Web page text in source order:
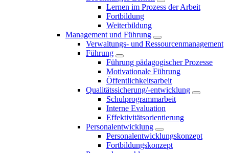
Lernen im Prozess der Arbeit
Fortbildung
Weiterbildung
Management und Führung
Verwaltungs- und Ressourcenmanagement
Führung
Führung pädagogischer Prozesse
Motivationale Führung
Öffentlichkeitsarbeit
Qualitätssicherung/-entwicklung
Schulprogrammarbeit
Interne Evaluation
Effektivitätsorientierung
Personalentwicklung
Personalentwicklungskonzept
Fortbildungskonzept